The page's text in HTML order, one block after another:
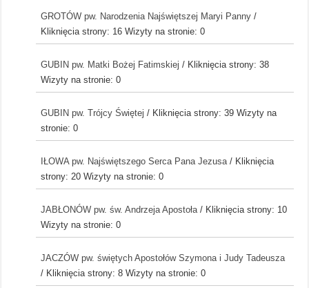
GROTÓW pw. Narodzenia Najświętszej Maryi Panny /
Kliknięcia strony: 16 Wizyty na stronie: 0
GUBIN pw. Matki Bożej Fatimskiej / Kliknięcia strony: 38
Wizyty na stronie: 0
GUBIN pw. Trójcy Świętej / Kliknięcia strony: 39 Wizyty na
stronie: 0
IŁOWA pw. Najświętszego Serca Pana Jezusa / Kliknięcia
strony: 20 Wizyty na stronie: 0
JABŁONÓW pw. św. Andrzeja Apostoła / Kliknięcia strony: 10
Wizyty na stronie: 0
JACZÓW pw. świętych Apostołów Szymona i Judy Tadeusza
/ Kliknięcia strony: 8 Wizyty na stronie: 0